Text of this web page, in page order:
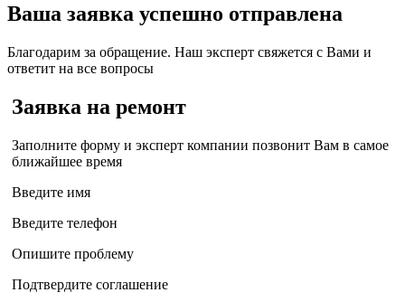
Ваша заявка успешно отправлена
Благодарим за обращение. Наш эксперт свяжется с Вами и
ответит на все вопросы
Заявка на ремонт
Заполните форму и эксперт компании позвонит Вам в самое
ближайшее время
Введите имя
Введите телефон
Опишите проблему
Подтвердите соглашение